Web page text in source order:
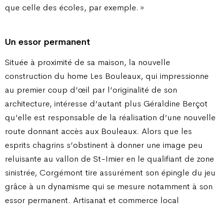
que celle des écoles, par exemple. »
Un essor permanent
Située à proximité de sa maison, la nouvelle
construction du home Les Bouleaux, qui impressionne
au premier coup d’œil par l’originalité de son
architecture, intéresse d’autant plus Géraldine Berçot
qu’elle est responsable de la réalisation d’une nouvelle
route donnant accès aux Bouleaux. Alors que les
esprits chagrins s’obstinent à donner une image peu
reluisante au vallon de St-Imier en le qualifiant de zone
sinistrée, Corgémont tire assurément son épingle du jeu
grâce à un dynamisme qui se mesure notamment à son
essor permanent. Artisanat et commerce local